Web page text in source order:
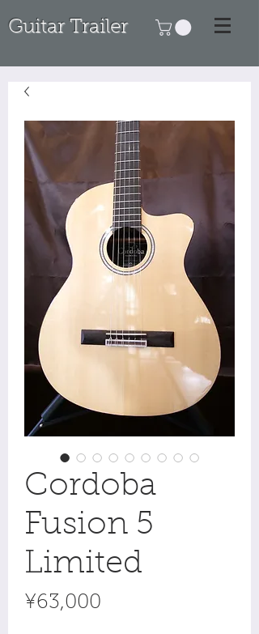
Guitar Trailer
Cordoba
Fusion 5
Limited
¥63,000